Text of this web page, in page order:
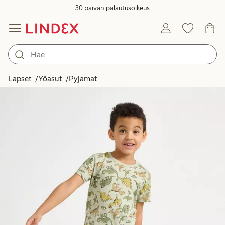
30 päivän palautusoikeus
Lapset Yöasut Pyjamat